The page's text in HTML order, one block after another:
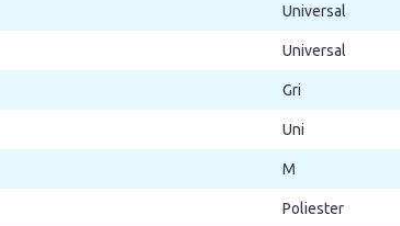
Universal
Universal
Gri
Uni
M
Poliester